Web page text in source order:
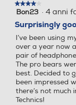
Audio
tutto il
★★★★★
★★★★★
4
stelle.
Bon23 · 4 anni
Surprisingly
I’ve been using
over a year now
pair of
The pro bears
best. Decided to
been impressed
there’s not much
Technics!